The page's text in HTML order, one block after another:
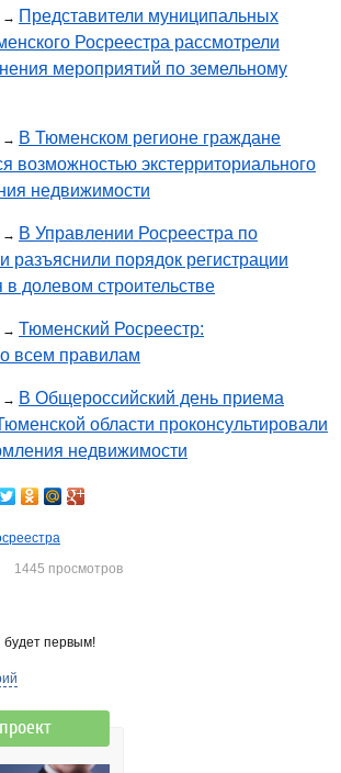
→ Представители муниципальных
Росреестра рассмотрели
мероприятий по земельному
→ В Тюменском регионе граждане
возможностью экстерриториального
недвижимости
→ В Управлении Росреестра по
разъяснили порядок регистрации
в долевом строительстве
→ Тюменский Росреестр:
всем правилам
→ В Общероссийский день приема
области проконсультировали
недвижимости
1445 просмотров
первым!